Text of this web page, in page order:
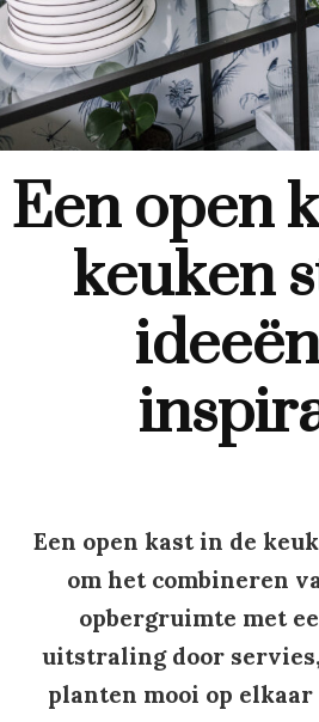
Een open
keuken
Een open kast in de
om het combineren
opbergruimte met
uitstraling door
planten mooi op elkaar